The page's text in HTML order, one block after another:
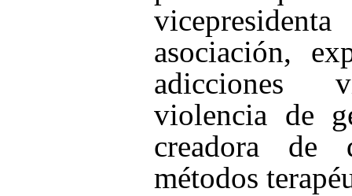
asociación,
adicciones
violencia de
creadora de
métodos